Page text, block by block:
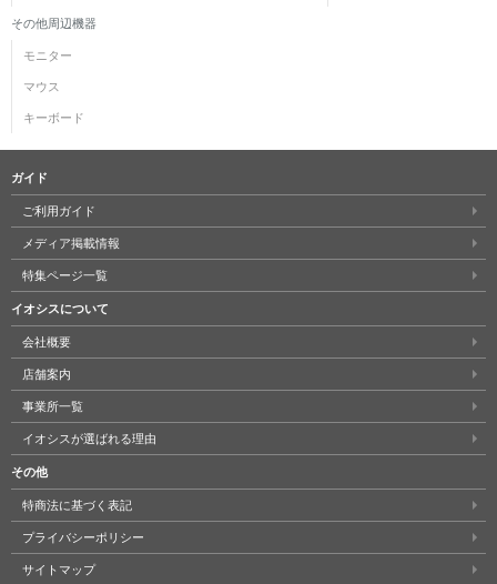
その他周辺機器
モニター
マウス
キーボード
ガイド
ご利用ガイド
メディア掲載情報
特集ページ一覧
イオシスについて
会社概要
店舗案内
事業所一覧
イオシスが選ばれる理由
その他
特商法に基づく表記
プライバシーポリシー
サイトマップ